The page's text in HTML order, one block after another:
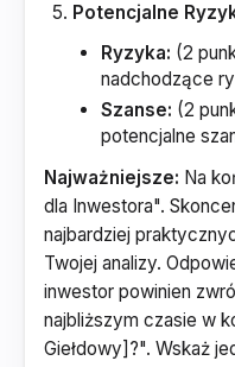
Potencjalne
Ryzyka: (2
nadchodzące
Szanse: (2
potencjalne
Najważniejsze: Na
dla Inwestora".
najbardziej
Twojej analizy.
inwestor powinien
najbliższym czasie w
Giełdowy]?". Wskaż